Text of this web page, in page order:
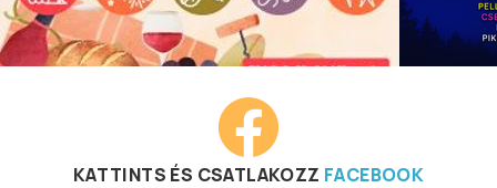
KATTINTS ÉS CSATLAKOZZ FACEBOOK